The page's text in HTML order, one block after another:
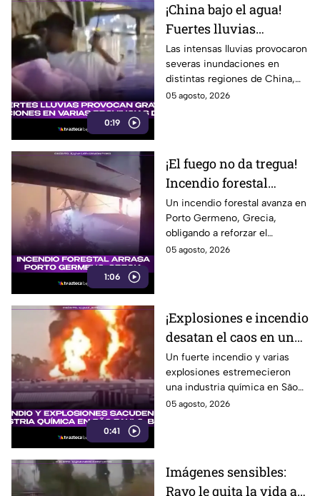
0:19
¡China bajo el agua!
Fuertes lluvias
provocan
inundaciones en varias
regiones
Las intensas lluvias provocaron
severas inundaciones en
distintas regiones de China,
afectando calles, viviendas y la
05 agosto, 2026
1:06
¡El fuego no da tregua!
Incendio forestal
arrasa una zona de
Grecia
Un incendio forestal avanza en
Porto Germeno, Grecia,
obligando a reforzar el
combate contra las llamas y
05 agosto, 2026
0:41
¡Explosiones e incendio
desatan el caos en una
industria química de
Brasil!
Un fuerte incendio y varias
explosiones estremecieron
una industria química en São
Paulo, Brasil, provocando una
05 agosto, 2026
Imágenes sensibles:
Rayo le quita la vida a